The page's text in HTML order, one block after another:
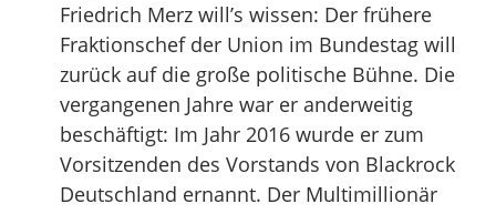
Friedrich Merz will’s wissen: Der frühere
Fraktionschef der Union im Bundestag will
zurück auf die große politische Bühne. Die
vergangenen Jahre war er anderweitig
beschäftigt: Im Jahr 2016 wurde er zum
Vorsitzenden des Vorstands von Blackrock
Deutschland ernannt. Der Multimillionär